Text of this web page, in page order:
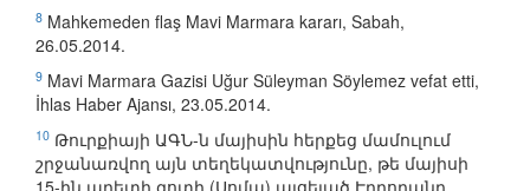
8 Mahkemeden flaş Mavi Marmara kararı, Sabah,
26.05.2014.
9 Mavi Marmara Gazisi Uğur Süleyman Söylemez vefat etti,
İhlas Haber Ajansı, 23.05.2014.
10 Թուրքիայի ԱԳՆ-ն մայիսին հերքեց մամուլում
շրջանառվող այն տեղեկատվությունը, թե մայիսի